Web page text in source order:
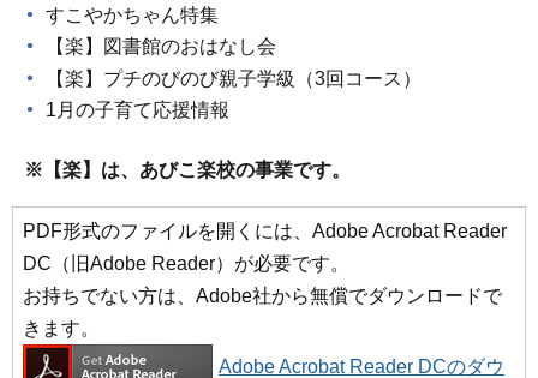
すこやかちゃん特集
【楽】図書館のおはなし会
【楽】プチのびのび親子学級（3回コース）
1月の子育て応援情報
※【楽】は、あびこ楽校の事業です。
PDF形式のファイルを開くには、Adobe Acrobat Reader
DC（旧Adobe Reader）が必要です。
お持ちでない方は、Adobe社から無償でダウンロードで
きます。
Adobe Acrobat Reader DCのダウ